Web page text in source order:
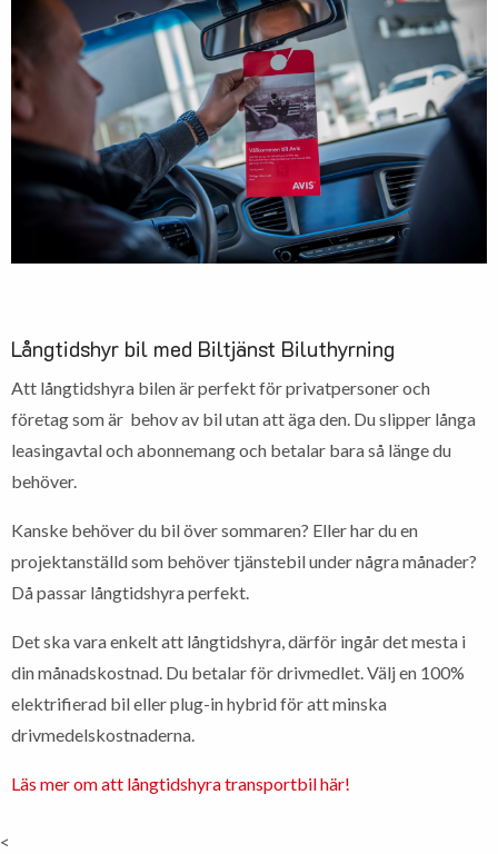
Långtidshyr bil med Biltjänst Biluthyrning
Att långtidshyra bilen är perfekt för privatpersoner och
företag som är behov av bil utan att äga den. Du slipper långa
leasingavtal och abonnemang och betalar bara så länge du
behöver.
Kanske behöver du bil över sommaren? Eller har du en
projektanställd som behöver tjänstebil under några månader?
Då passar långtidshyra perfekt.
Det ska vara enkelt att långtidshyra, därför ingår det mesta i
din månadskostnad. Du betalar för drivmedlet. Välj en 100%
elektrifierad bil eller plug-in hybrid för att minska
drivmedelskostnaderna.
Läs mer om att långtidshyra transportbil här!
<